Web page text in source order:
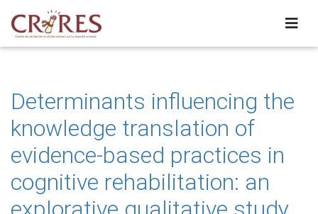
Determinants influencing the
knowledge translation of
evidence-based practices in
cognitive rehabilitation: an